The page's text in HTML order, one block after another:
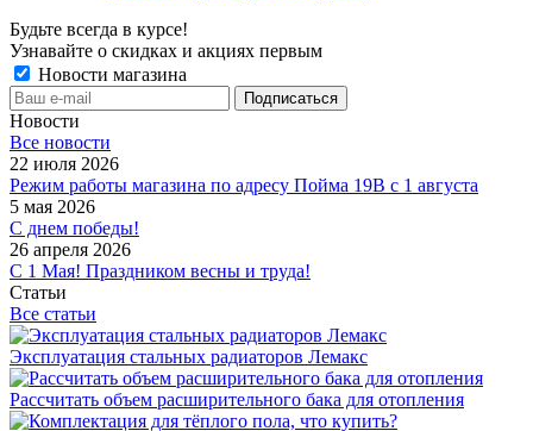
Будьте всегда в курсе!
Узнавайте о скидках и акциях первым
Новости магазина
Новости
Все новости
22 июля 2026
Режим работы магазина по адресу Пойма 19В с 1 августа
5 мая 2026
С днем победы!
26 апреля 2026
С 1 Мая! Праздником весны и труда!
Статьи
Все статьи
Эксплуатация стальных радиаторов Лемакс
Рассчитать объем расширительного бака для отопления